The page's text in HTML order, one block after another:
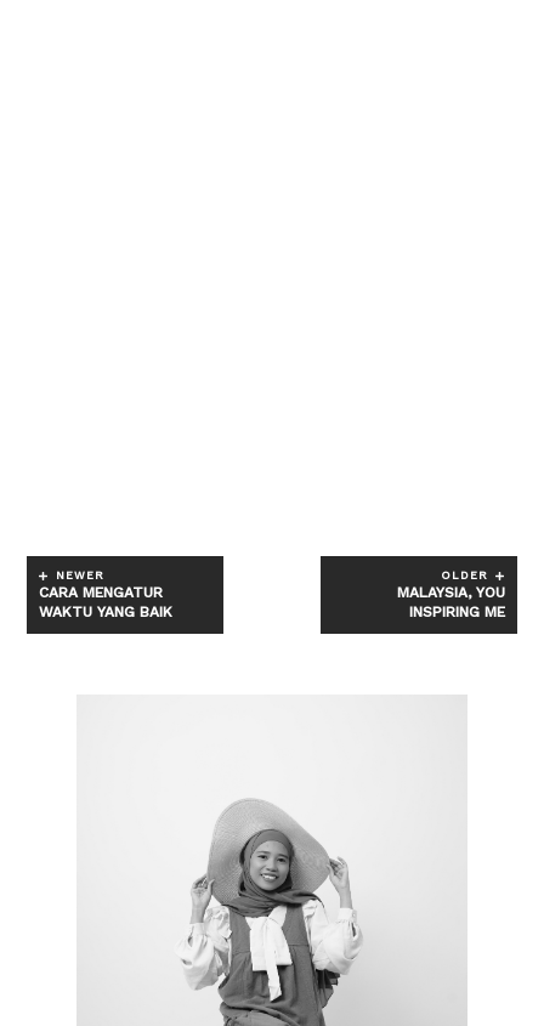
NEWER
CARA MENGATUR
WAKTU YANG BAIK
OLDER
MALAYSIA, YOU
INSPIRING ME